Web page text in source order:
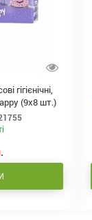
гігієнічні,
(9x8 шт.)